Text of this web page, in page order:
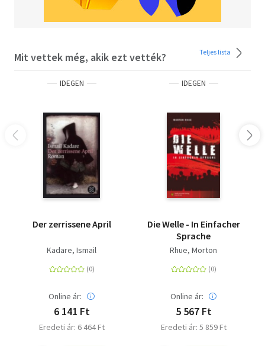
Mit vettek még, akik ezt vették? Teljes lista
IDEGEN
Der zerrissene April
Kadare, Ismail
Online ár:
6 141 Ft
Eredeti ár: 6 464 Ft
IDEGEN
Die Welle - In Einfacher
Sprache
Rhue, Morton
Online ár:
5 567 Ft
Eredeti ár: 5 859 Ft